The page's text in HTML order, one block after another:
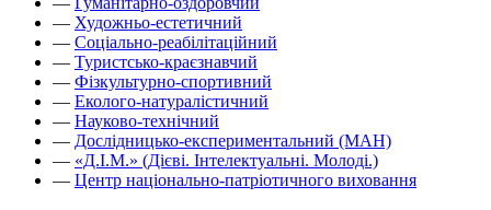
— Художньо-естетичний
— Соціально-реабілітаційний
— Туристсько-краєзнавчий
— Фізкультурно-спортивний
— Еколого-натуралістичний
— Науково-технічний
— Дослідницько-експериментальний (МАН)
— «Д.І.М.» (Дієві. Інтелектуальні. Молоді.)
— Центр національно-патріотичного виховання